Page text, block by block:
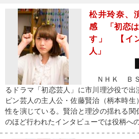
松井玲奈、
感 「初恋は
す」 【イ
人」
ＮＨＫ ＢＳ
るドラマ「初恋芸人」に市川理沙役で
ピン芸人の主人公・佐藤賢治（柄本時
性を演じている。賢治と理沙の揺れる関
のほど行われたインタビューでは役柄へ